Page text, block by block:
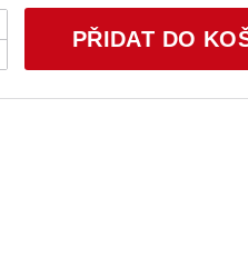
PŘIDAT DO